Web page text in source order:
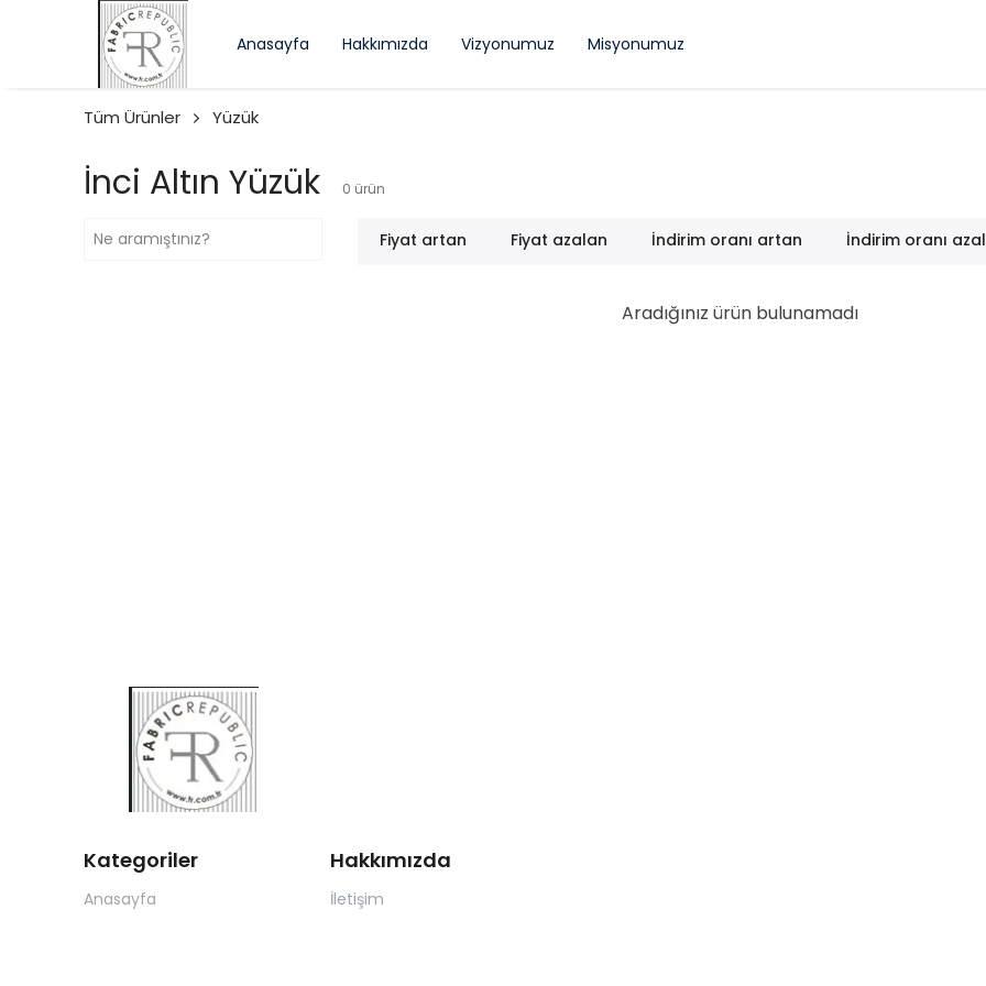
Anasayfa Hakkımızda Vizyonumuz Misyonumuz
Tüm Ürünler Yüzük
İnci Altın Yüzük 0 ürün
Fiyat artan Fiyat azalan İndirim oranı artan İndirim oranı
Aradığınız ürün bulunamadı
Kategoriler
Anasayfa
Hakkımızda
İletişim